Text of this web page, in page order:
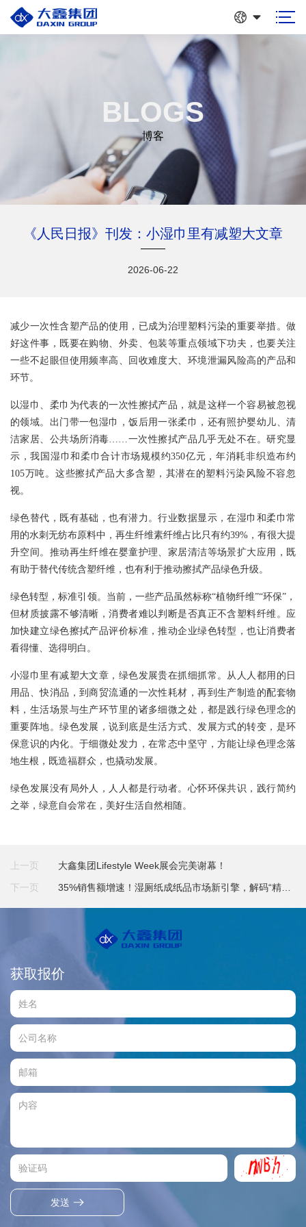
BLOGS
博客
《人民日报》刊发：小湿巾里有减塑大文章
2026-06-22
减少一次性含塑产品的使用，已成为治理塑料污染的重要举措。做
好这件事，既要在购物、外卖、包装等重点领域下功夫，也要关注
一些不起眼但使用频率高、回收难度大、环境泄漏风险高的产品和
环节。
以湿巾、柔巾为代表的一次性擦拭产品，就是这样一个容易被忽视
的领域。出门带一包湿巾，饭后用一张柔巾，还有照护婴幼儿、清
洁家居、公共场所消毒……一次性擦拭产品几乎无处不在。研究显
示，我国湿巾和柔巾合计市场规模约350亿元，年消耗非织造布约
105万吨。这些擦拭产品大多含塑，其潜在的塑料污染风险不容忽
视。
绿色替代，既有基础，也有潜力。行业数据显示，在湿巾和柔巾常
用的水刺无纺布原料中，再生纤维素纤维占比只有约39%，有很大提
升空间。推动再生纤维在婴童护理、家居清洁等场景扩大应用，既
有助于替代传统含塑纤维，也有利于推动擦拭产品绿色升级。
绿色转型，标准引领。当前，一些产品虽然标称“植物纤维”“环保”，
但材质披露不够清晰，消费者难以判断是否真正不含塑料纤维。应
加快建立绿色擦拭产品评价标准，推动企业绿色转型，也让消费者
看得懂、选得明白。
小湿巾里有减塑大文章，绿色发展贵在抓细抓常。从人人都用的日
用品、快消品，到商贸流通的一次性耗材，再到生产制造的配套物
料，生活场景与生产环节里的诸多细微之处，都是践行绿色理念的
重要阵地。绿色发展，说到底是生活方式、发展方式的转变，是环
保意识的内化。于细微处发力，在常态中坚守，方能让绿色理念落
地生根，既造福群众，也撬动发展。
绿色发展没有局外人，人人都是行动者。心怀环保共识，践行简约
之举，绿意自会常在，美好生活自然相随。
上一页
大鑫集团Lifestyle Week展会完美谢幕！
下一页
35%销售额增速！湿厕纸成纸品市场新引擎，解码“精明
获取报价
发送